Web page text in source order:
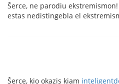
Ŝerce, ne parodiu
estas nedistingebla el
Ŝerce, kio okazis kiam